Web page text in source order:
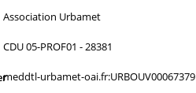
Association Urbamet
CDU 05-PROF01 - 28381
meddtl-urbamet-oai.fr:URBOUV00067379